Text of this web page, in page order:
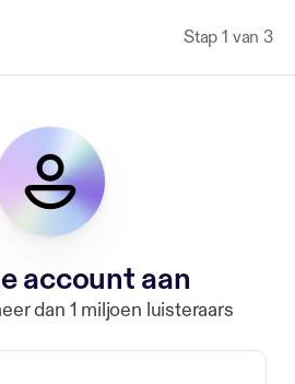
Stap 1 van 3
account aan
dan 1 miljoen luisteraars